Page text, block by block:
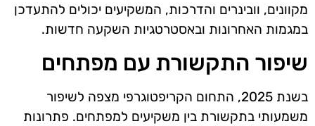
מקוונים, וובינרים והדרכות, המשקיעים יכולים להתעדכן
במגמות האחרונות ובאסטרטגיות השקעה חדשות.
שיפור התקשורת עם מפתחים
בשנת 2025, התחום הקריפטוגרפי מצפה לשיפור
משמעותי בתקשורת בין משקיעים למפתחים. פתרונות